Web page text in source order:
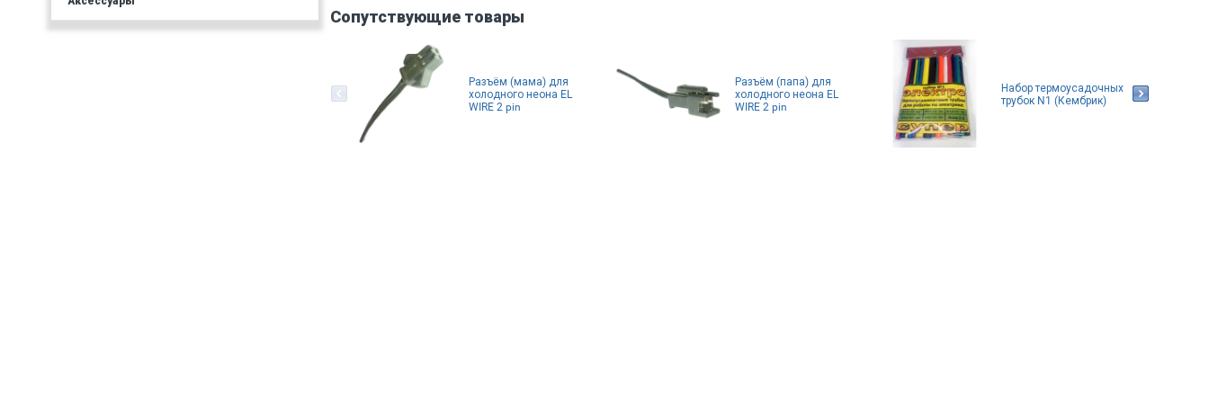
Сопутствующие товары
Разъём (мама) для
холодного неона EL
WIRE 2 pin
Разъём (папа) для
холодного неона EL
WIRE 2 pin
Набор термоусадочных
трубок N1 (Кембрик)